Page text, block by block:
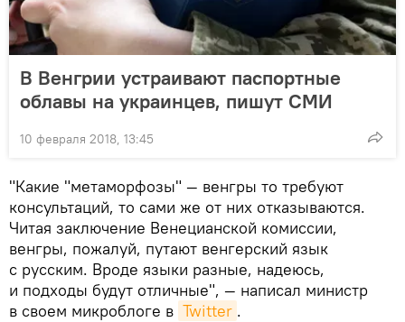
В Венгрии устраивают паспортные
облавы на украинцев, пишут СМИ
10 февраля 2018, 13:45
"Какие "метаморфозы" — венгры то требуют
консультаций, то сами же от них отказываются.
Читая заключение Венецианской комиссии,
венгры, пожалуй, путают венгерский язык
с русским. Вроде языки разные, надеюсь,
и подходы будут отличные", — написал министр
в своем микроблоге в Twitter .